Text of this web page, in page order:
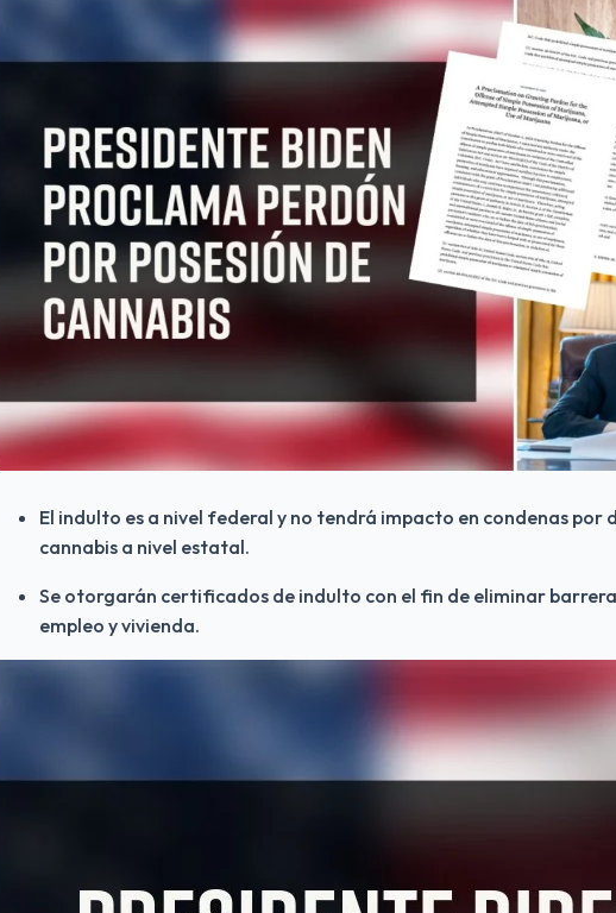
El indulto es a nivel federal y no tendrá impacto en condenas por
cannabis a nivel estatal.
Se otorgarán certificados de indulto con el fin de eliminar
empleo y vivienda.